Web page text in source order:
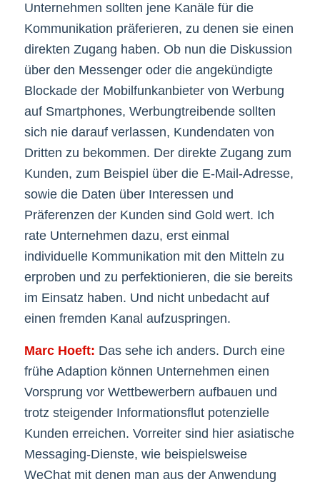
Unternehmen sollten jene Kanäle für die
Kommunikation präferieren, zu denen sie einen
direkten Zugang haben. Ob nun die Diskussion
über den Messenger oder die angekündigte
Blockade der Mobilfunkanbieter von Werbung
auf Smartphones, Werbungtreibende sollten
sich nie darauf verlassen, Kundendaten von
Dritten zu bekommen. Der direkte Zugang zum
Kunden, zum Beispiel über die E-Mail-Adresse,
sowie die Daten über Interessen und
Präferenzen der Kunden sind Gold wert. Ich
rate Unternehmen dazu, erst einmal
individuelle Kommunikation mit den Mitteln zu
erproben und zu perfektionieren, die sie bereits
im Einsatz haben. Und nicht unbedacht auf
einen fremden Kanal aufzuspringen.
Marc Hoeft: Das sehe ich anders. Durch eine
frühe Adaption können Unternehmen einen
Vorsprung vor Wettbewerbern aufbauen und
trotz steigender Informationsflut potenzielle
Kunden erreichen. Vorreiter sind hier asiatische
Messaging-Dienste, wie beispielsweise
WeChat mit denen man aus der Anwendung